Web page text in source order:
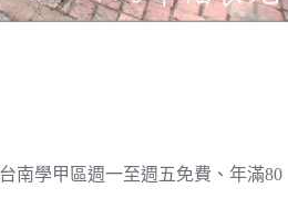
南學甲區週一至週五免費、年滿80